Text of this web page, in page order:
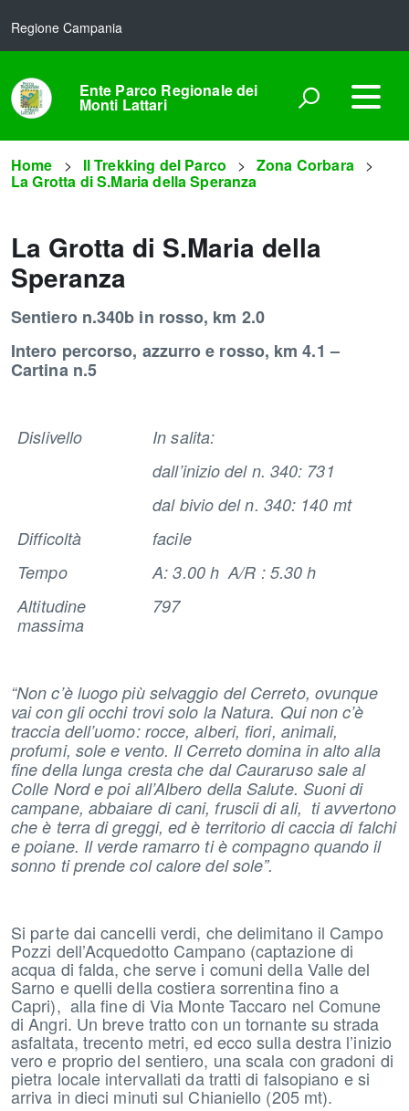
Regione Campania
Ente Parco Regionale dei
Monti Lattari
Home Il Trekking del Parco Zona Corbara
La Grotta di S.Maria della Speranza
La Grotta di S.Maria della
Speranza
Sentiero n.340b in rosso, km 2.0
Intero percorso, azzurro e rosso, km 4.1 –
Cartina n.5
Dislivello
In salita:
dall’inizio del n. 340: 731
dal bivio del n. 340: 140 mt
Difficoltà
facile
Tempo
A: 3.00 h A/R : 5.30 h
Altitudine
massima
797
“Non c’è luogo più selvaggio del Cerreto, ovunque
vai con gli occhi trovi solo la Natura. Qui non c’è
traccia dell’uomo: rocce, alberi, fiori, animali,
profumi, sole e vento. Il Cerreto domina in alto alla
fine della lunga cresta che dal Cauraruso sale al
Colle Nord e poi all’Albero della Salute. Suoni di
campane, abbaiare di cani, fruscii di ali, ti avvertono
che è terra di greggi, ed è territorio di caccia di falchi
e poiane. Il verde ramarro ti è compagno quando il
sonno ti prende col calore del sole”.
Si parte dai cancelli verdi, che delimitano il Campo
Pozzi dell’Acquedotto Campano (captazione di
acqua di falda, che serve i comuni della Valle del
Sarno e quelli della costiera sorrentina fino a
Capri), alla fine di Via Monte Taccaro nel Comune
di Angri. Un breve tratto con un tornante su strada
asfaltata, trecento metri, ed ecco sulla destra l’inizio
vero e proprio del sentiero, una scala con gradoni di
pietra locale intervallati da tratti di falsopiano e si
arriva in dieci minuti sul Chianiello (205 mt).